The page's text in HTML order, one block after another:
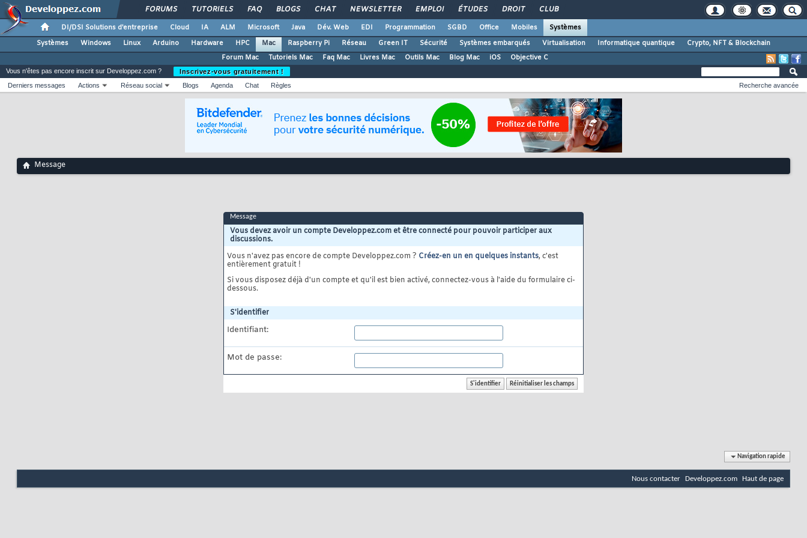
FORUMS TUTORIELS FAQ BLOGS CHAT NEWSLETTER EMPLOI ÉTUDES DROIT CLUB
DI/DSI Solutions d'entreprise Cloud IA ALM Microsoft Java Dév. Web EDI Programmation SGBD Office Mobiles
Systèmes
Systèmes
Windows Linux Arduino Hardware HPC Mac Raspberry Pi Réseau Green IT Sécurité Systèmes embarqués Virtualisation Informatique quantique
Crypto, NFT & Blockchain
Forum Mac
Tutoriels Mac Faq Mac Livres Mac Outils Mac Blog Mac iOS Objective C
Vous n'êtes pas encore inscrit sur Developpez.com ?
Inscrivez-vous gratuitement !
Derniers messages
Actions Réseau social Blogs Agenda Chat Règles Recherche avancée
Message
Message
Vous devez avoir un compte Developpez.com et être connecté pour pouvoir participer aux
discussions.
Vous n'avez pas encore de compte Developpez.com ? Créez-en un en quelques instants, c'est
entièrement gratuit !
Si vous disposez déjà d'un compte et qu'il est bien activé, connectez-vous à l'aide du formulaire ci-
dessous.
S'identifier
Identifiant:
Mot de passe:
Navigation rapide
Nous contacter Developpez.com Haut de page